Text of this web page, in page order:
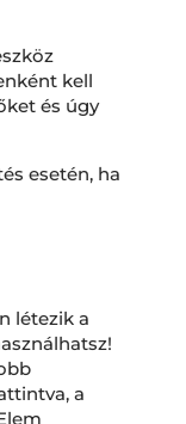
kell
és úgy
esetén, ha
létezik a
a